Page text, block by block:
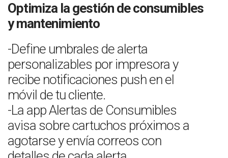
Optimiza la gestión de consumibles
y mantenimiento
-Define umbrales de alerta
personalizables por impresora y
recibe notificaciones push en el
móvil de tu cliente.
-La app Alertas de Consumibles
avisa sobre cartuchos próximos a
agotarse y envía correos con